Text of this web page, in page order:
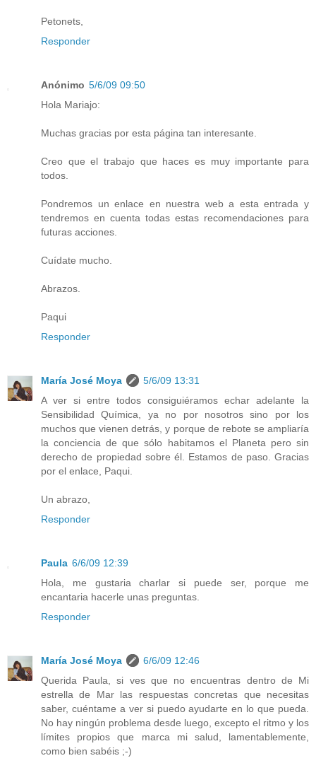
Petonets,
Responder
Anónimo 5/6/09 09:50
Hola Mariajo:
Muchas gracias por esta página tan interesante.
Creo que el trabajo que haces es muy importante para
todos.
Pondremos un enlace en nuestra web a esta entrada y
tendremos en cuenta todas estas recomendaciones para
futuras acciones.
Cuídate mucho.
Abrazos.
Paqui
Responder
María José Moya
5/6/09 13:31
A ver si entre todos consiguiéramos echar adelante la
Sensibilidad Química, ya no por nosotros sino por los
muchos que vienen detrás, y porque de rebote se ampliaría
la conciencia de que sólo habitamos el Planeta pero sin
derecho de propiedad sobre él. Estamos de paso. Gracias
por el enlace, Paqui.
Un abrazo,
Responder
Paula 6/6/09 12:39
Hola, me gustaria charlar si puede ser, porque me
encantaria hacerle unas preguntas.
Responder
María José Moya
6/6/09 12:46
Querida Paula, si ves que no encuentras dentro de Mi
estrella de Mar las respuestas concretas que necesitas
saber, cuéntame a ver si puedo ayudarte en lo que pueda.
No hay ningún problema desde luego, excepto el ritmo y los
límites propios que marca mi salud, lamentablemente,
como bien sabéis ;-)